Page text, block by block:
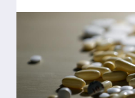
EĞITIM